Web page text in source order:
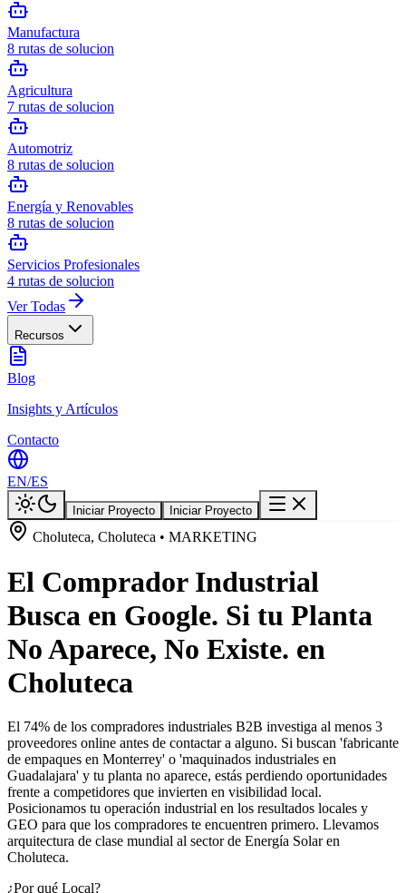
Manufactura
8 rutas de solucion
Agricultura
7 rutas de solucion
Automotriz
8 rutas de solucion
Energía y Renovables
8 rutas de solucion
Servicios Profesionales
4 rutas de solucion
Ver Todas
Recursos
Blog
Insights y Artículos
Contacto
EN/ES
Iniciar Proyecto Iniciar Proyecto
Choluteca, Choluteca • MARKETING
El Comprador Industrial
Busca en Google. Si tu Planta
No Aparece, No Existe. en
Choluteca
El 74% de los compradores industriales B2B investiga al menos 3
proveedores online antes de contactar a alguno. Si buscan 'fabricante
de empaques en Monterrey' o 'maquinados industriales en
Guadalajara' y tu planta no aparece, estás perdiendo oportunidades
frente a competidores que invierten en visibilidad local.
Posicionamos tu operación industrial en los resultados locales y
GEO para que los compradores te encuentren primero. Llevamos
arquitectura de clase mundial al sector de Energía Solar en
Choluteca.
¿Por qué Local?